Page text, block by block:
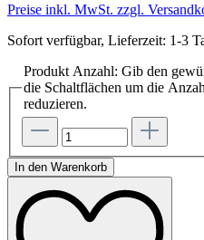
Preise inkl. MwSt. zzgl.
Sofort verfügbar, Lieferzeit: 1-3
Produkt Anzahl: Gib den
die Schaltflächen um die
reduzieren.
In den Warenkorb